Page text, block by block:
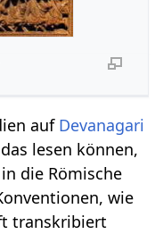
auf Devanagari
lesen können,
die Römische
wie
transkribiert